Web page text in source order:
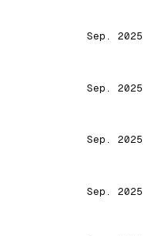
Sep. 2025
Sep. 2025
Sep. 2025
Sep. 2025